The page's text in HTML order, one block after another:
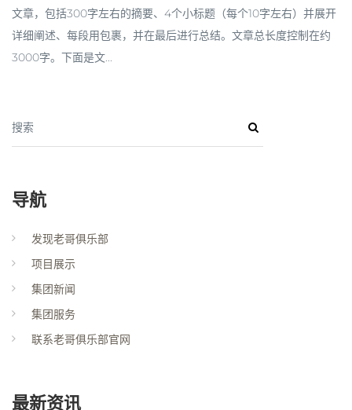
文章，包括300字左右的摘要、4个小标题（每个10字左右）并展开
详细阐述、每段用包裹，并在最后进行总结。文章总长度控制在约
3000字。下面是文...
搜索
导航
发现老哥俱乐部
项目展示
集团新闻
集团服务
联系老哥俱乐部官网
最新资讯